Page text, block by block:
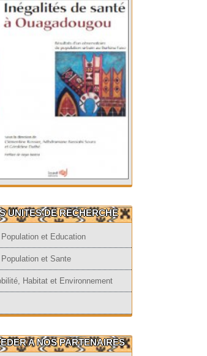
UNITES DE RECHERCHE
Population et Education
Population et Sante
Habitat et Environnement
A NOS PARTENAIRES